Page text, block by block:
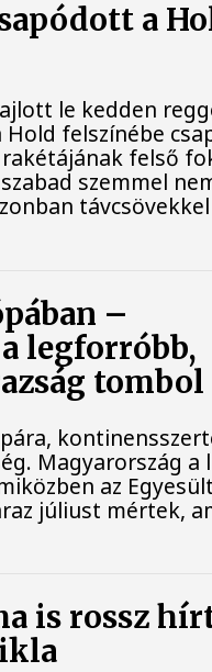
a
le kedden
Hold felszínébe
rakétájának felső
szemmel
–
legforróbb,
tombol
Magyarország
az
júliust mértek,
is rossz